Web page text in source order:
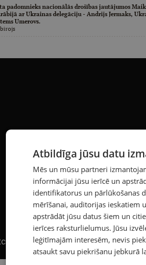
padomnieks nacionālās drošības jautājumos
ar Ukrainas delegāciju - Andrijs Jermaks,
Umerovs.
Atbildīga jūsu datu
Mēs un mūsu partneri
informācijai jūsu ierīcē un
identifikatorus un pārlūkošanas
mērīšanai, auditorijas ieskatiem
apstrādāt jūsu datus šiem un
ierīces raksturlielumus. Jūsu
leģitīmajām interesēm, nevis
atsaukt savu piekrišanu jebkurā